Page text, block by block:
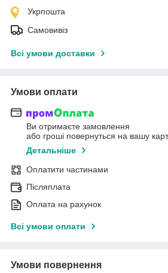
Укрпошта
Самовивіз
Всі умови доставки
Умови оплати
Ви отримаєте замовлення
або гроші повернуться на вашу
Детальніше
Оплатити частинами
Післяплата
Оплата на рахунок
Всі умови оплати
Умови повернення